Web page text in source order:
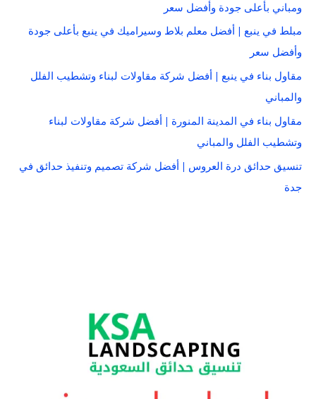
ومباني بأعلى جودة وأفضل سعر
مبلط في ينبع | أفضل معلم بلاط وسيراميك في ينبع بأعلى جودة
وأفضل سعر
مقاول بناء في ينبع | أفضل شركة مقاولات لبناء وتشطيب الفلل
والمباني
مقاول بناء في المدينة المنورة | أفضل شركة مقاولات لبناء
وتشطيب الفلل والمباني
تنسيق حدائق درة العروس | أفضل شركة تصميم وتنفيذ حدائق في
جدة